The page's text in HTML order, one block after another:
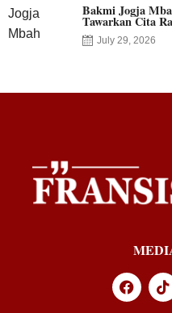
Bakmi Jogja
Tawarkan Cita
July 29, 2026